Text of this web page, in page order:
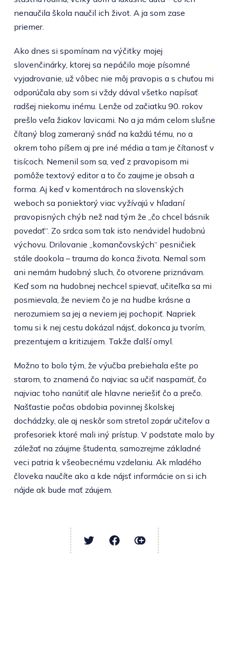
nenaučila škola naučil ich život. A ja som zase
priemer.
Ako dnes si spomínam na výčitky mojej
slovenčinárky, ktorej sa nepáčilo moje písomné
vyjadrovanie, už vôbec nie môj pravopis a s chuťou mi
odporúčala aby som si vždy dával všetko napísať
radšej niekomu inému. Lenže od začiatku 90. rokov
prešlo veľa žiakov lavicami. No a ja mám celom slušne
čítaný blog zameraný snáď na každú tému, no a
okrem toho píšem aj pre iné média a tam je čítanosť v
tisícoch. Nemenil som sa, veď z pravopisom mi
pomôže textový editor a to čo zaujme je obsah a
forma. Aj keď v komentároch na slovenských
weboch sa poniektorý viac vyžívajú v hľadaní
pravopisných chýb než nad tým že „čo chcel básnik
povedať“. Zo srdca som tak isto nenávidel hudobnú
výchovu. Drilovanie „komančovských“ pesničiek
stále dookola – trauma do konca života. Nemal som
ani nemám hudobný sluch, čo otvorene priznávam.
Keď som na hudobnej nechcel spievať, učiteľka sa mi
posmievala, že neviem čo je na hudbe krásne a
nerozumiem sa jej a neviem jej pochopiť. Napriek
tomu si k nej cestu dokázal nájsť, dokonca ju tvorím,
prezentujem a kritizujem. Takže ďalší omyl.
Možno to bolo tým, že výučba prebiehala ešte po
starom, to znamená čo najviac sa učiť naspamäť, čo
najviac toho nanútiť ale hlavne neriešiť čo a prečo.
Našťastie počas obdobia povinnej školskej
dochádzky, ale aj neskôr som stretol zopár učiteľov a
profesoriek ktoré mali iný prístup. V podstate malo by
záležať na záujme študenta, samozrejme základné
veci patria k všeobecnému vzdelaniu. Ak mladého
človeka naučíte ako a kde nájsť informácie on si ich
nájde ak bude mať záujem.